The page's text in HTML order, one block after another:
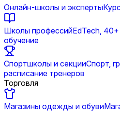
Онлайн-школы и эксперты
Школы профессийEdTech,
обучение
Спортшколы и секцииСпорт,
расписание тренеров
Торговля
Магазины одежды и обуви